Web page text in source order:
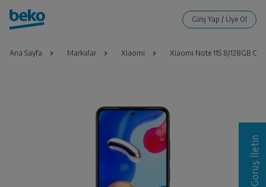
Ana Sayfa Markalar Xiaomi Xiaomi Note 11S 8/128GB Gri
Görüş İletin